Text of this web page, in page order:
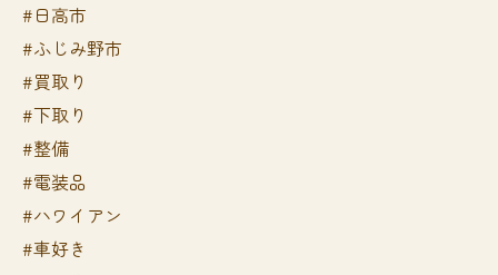
#日高市
#ふじみ野市
#買取り
#下取り
#整備
#電装品
#ハワイアン
#車好き